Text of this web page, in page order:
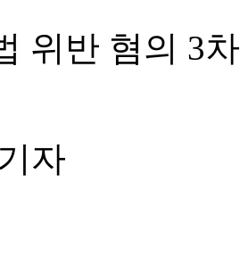
위반 혐의 3
자